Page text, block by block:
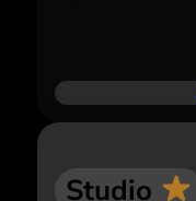
Studio